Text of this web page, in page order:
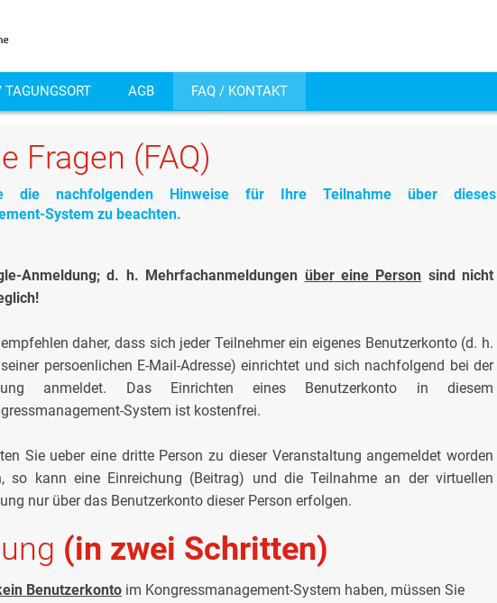
AGB FAQ / KONTAKT
Fragen (FAQ)
die nachfolgenden Hinweise für Ihre Teilnahme über dieses
System zu beachten.
Anmeldung; d. h. Mehrfachanmeldungen über eine Person sind nicht
daher, dass sich jeder Teilnehmer ein eigenes Benutzerkonto (d. h.
persoenlichen E-Mail-Adresse) einrichtet und sich nachfolgend bei der
anmeldet. Das Einrichten eines Benutzerkonto in diesem
System ist kostenfrei.
Sie ueber eine dritte Person zu dieser Veranstaltung angemeldet worden
so kann eine Einreichung (Beitrag) und die Teilnahme an der virtuellen
nur über das Benutzerkonto dieser Person erfolgen.
(in zwei Schritten)
Benutzerkonto im Kongressmanagement-System haben, müssen Sie